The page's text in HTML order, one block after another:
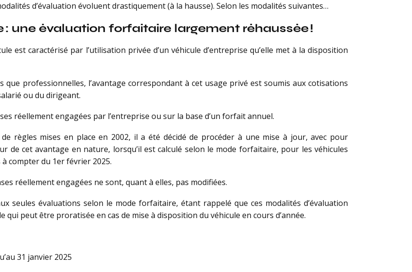
d’évaluation évoluent drastiquement (à la hausse). Selon les modalités suivantes…
une évaluation forfaitaire largement réhaussée !
est caractérisé par l’utilisation privée d’un véhicule d’entreprise qu’elle met à la disposition
que professionnelles, l’avantage correspondant à cet usage privé est soumis aux cotisations
ou du dirigeant.
réellement engagées par l’entreprise ou sur la base d’un forfait annuel.
règles mises en place en 2002, il a été décidé de procéder à une mise à jour, avec pour
de cet avantage en nature, lorsqu’il est calculé selon le mode forfaitaire, pour les véhicules
compter du 1er février 2025.
réellement engagées ne sont, quant à elles, pas modifiées.
seules évaluations selon le mode forfaitaire, étant rappelé que ces modalités d’évaluation
peut être proratisée en cas de mise à disposition du véhicule en cours d’année.
31 janvier 2025